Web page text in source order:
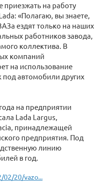
приезжать на работу
«Полагаю, вы знаете,
ездят только на наших
работников завода,
коллектива. В
компаний
на использование
автомобили других
на предприятии
Lada Largus,
принадлежащей
предприятия. Под
линию
в год.
02/20/vazo...